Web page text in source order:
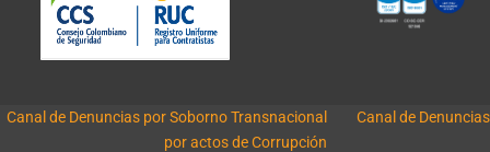
Canal de Denuncias por Soborno Transnacional
Canal de Denuncias
por actos de Corrupción